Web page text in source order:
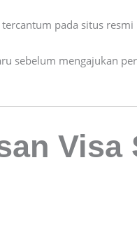
pada situs resmi
sebelum mengajukan
Visa